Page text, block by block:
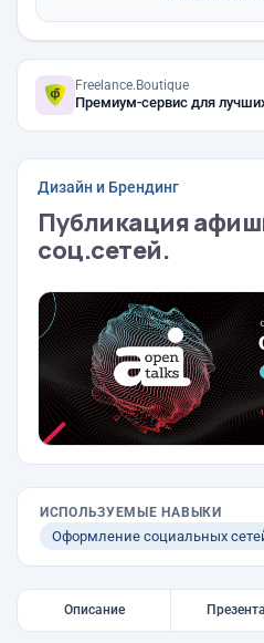
Freelance.Boutique
Премиум-сервис для
Дизайн и Брендинг
Публикация
соц.сетей.
ИСПОЛЬЗУЕМЫЕ НАВЫКИ
Оформление социальных
Описание